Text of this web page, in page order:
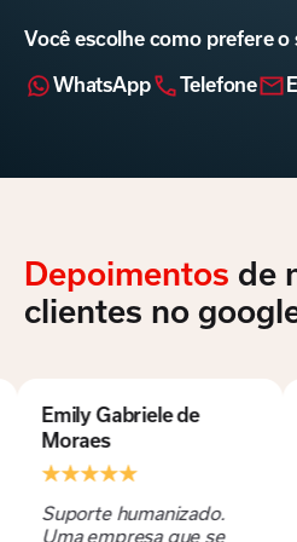
Você escolhe como prefere o
WhatsApp Telefone
Depoimentos de
clientes no
de
que se
Zety Rocha
Como não
desta
Qualidade,